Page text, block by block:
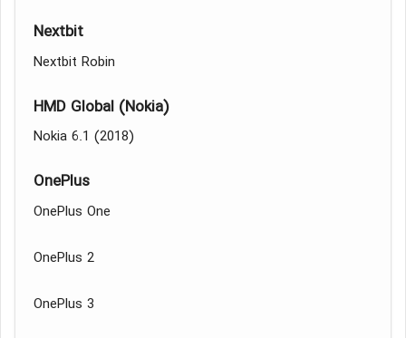
Nextbit
Nextbit Robin
HMD Global (Nokia)
Nokia 6.1 (2018)
OnePlus
OnePlus One
OnePlus 2
OnePlus 3